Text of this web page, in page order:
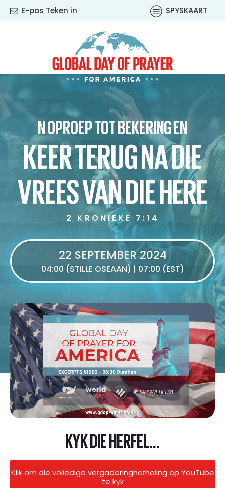
E-pos Teken in SPYSKAART
N OPROEP TOT BEKERING EN
KEER TERUG NA DIE
VREES VAN DIE HERE
2 KRONIEKE 7:14
22 SEPTEMBER 2024
04:00 (STILLE OSEAAN) | 07:00 (EST)
KYK DIE HERFEL...
Klik om die volledige vergaderingherhaling op YouTube
te kyk